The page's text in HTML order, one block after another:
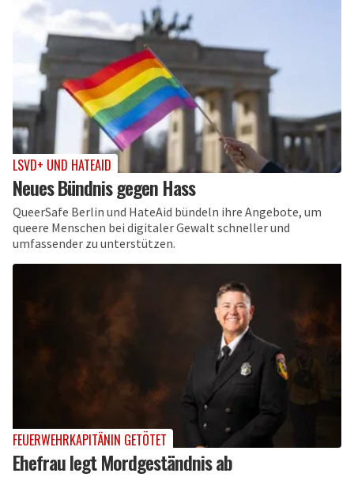
LSVD+ UND HATEAID
Neues Bündnis gegen Hass
QueerSafe Berlin und HateAid bündeln ihre Angebote, um
queere Menschen bei digitaler Gewalt schneller und
umfassender zu unterstützen.
FEUERWEHRKAPITÄNIN GETÖTET
Ehefrau legt Mordgeständnis ab